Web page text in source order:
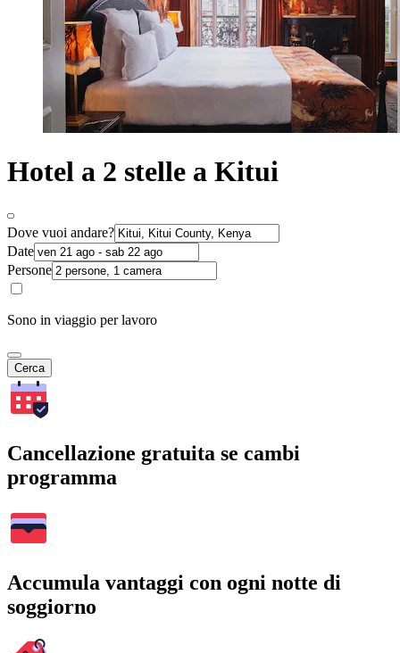
Hotel a 2 stelle a Kitui
Dove vuoi andare?
Date
Persone
Sono in viaggio per lavoro
Cerca
Cancellazione gratuita se cambi
programma
Accumula vantaggi con ogni notte di
soggiorno